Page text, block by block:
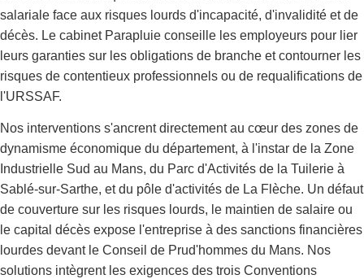
salariale face aux risques lourds d'incapacité, d'invalidité et de
décès. Le cabinet Parapluie conseille les employeurs pour lier
leurs garanties sur les obligations de branche et contourner les
risques de contentieux professionnels ou de requalifications de
l'URSSAF.
Nos interventions s'ancrent directement au cœur des zones de
dynamisme économique du département, à l'instar de la Zone
Industrielle Sud au Mans, du Parc d'Activités de la Tuilerie à
Sablé-sur-Sarthe, et du pôle d'activités de La Flèche. Un défaut
de couverture sur les risques lourds, le maintien de salaire ou
le capital décès expose l'entreprise à des sanctions financières
lourdes devant le Conseil de Prud'hommes du Mans. Nos
solutions intègrent les exigences des trois Conventions